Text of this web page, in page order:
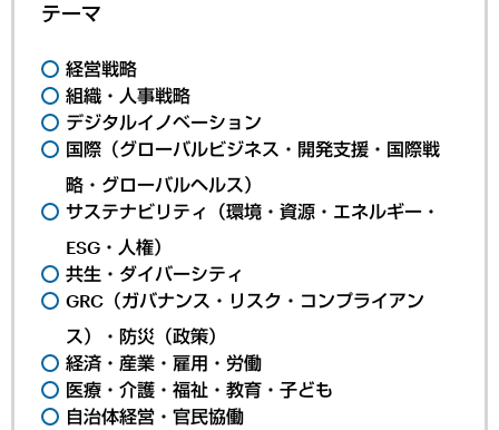
テーマ
経営戦略
組織・人事戦略
デジタルイノベーション
国際（グローバルビジネス・開発支援・国際戦
略・グローバルヘルス）
サステナビリティ（環境・資源・エネルギー・
ESG・人権）
共生・ダイバーシティ
GRC（ガバナンス・リスク・コンプライアン
ス）・防災（政策）
経済・産業・雇用・労働
医療・介護・福祉・教育・子ども
自治体経営・官民協働